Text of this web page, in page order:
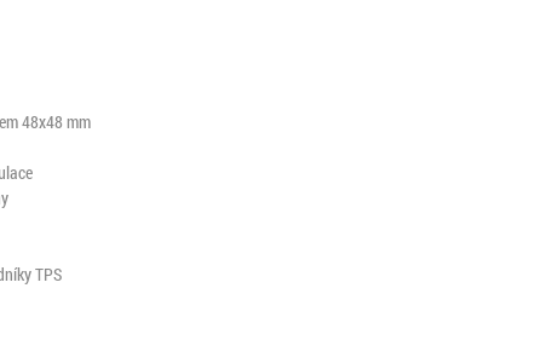
48x48 mm
TPS